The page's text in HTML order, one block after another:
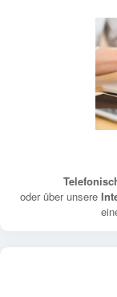
oder über unsere